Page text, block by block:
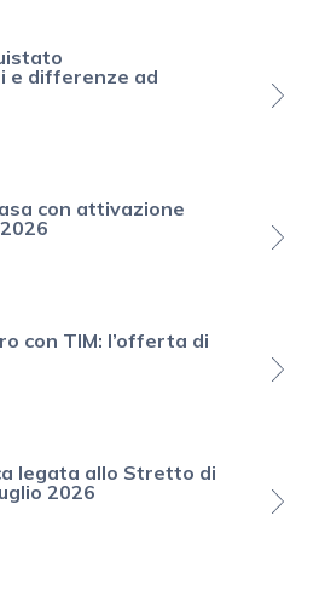
e differenze ad
con attivazione
con TIM: l’offerta di
legata allo Stretto di
2026